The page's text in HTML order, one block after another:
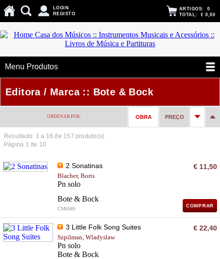
LOGIN
REGISTO
ARTIGOS: 0
TOTAL: € 0,00
Menu Produtos
Editora / Marca :: Bote & Bock
ORDENAR POR: OBRA PREÇO
Resultado: 1 a 16 de 157 produto(s)
Página 1 de 10
2 Sonatinas
Blacher, Boris
Pn solo
Bote & Bock
CM6589
€ 11,50
COMPRAR
3 Little Folk Song Suites
Szpilman, Wladyslaw
Pn solo
Bote & Bock
€ 22,40